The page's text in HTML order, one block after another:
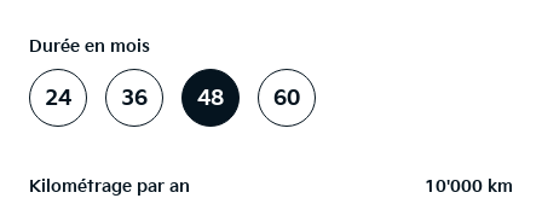
Durée en mois
24 36 48 60
Kilométrage par an 10'000 km